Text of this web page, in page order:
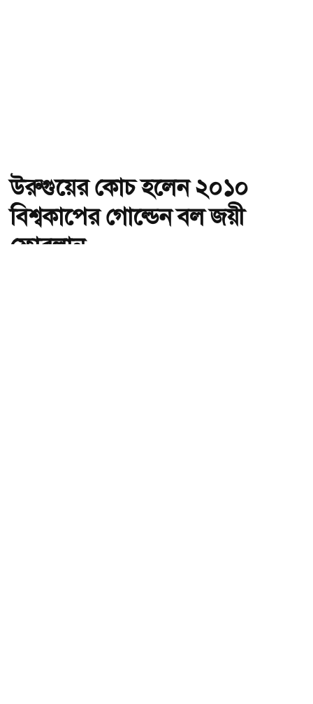
উরুগুয়ের কোচ হলেন ২০১০
বিশ্বকাপের গোল্ডেন বল জয়ী
ফোরলান